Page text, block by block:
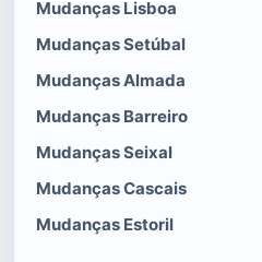
Mudanças Lisboa
Mudanças Setúbal
Mudanças Almada
Mudanças Barreiro
Mudanças Seixal
Mudanças Cascais
Mudanças Estoril